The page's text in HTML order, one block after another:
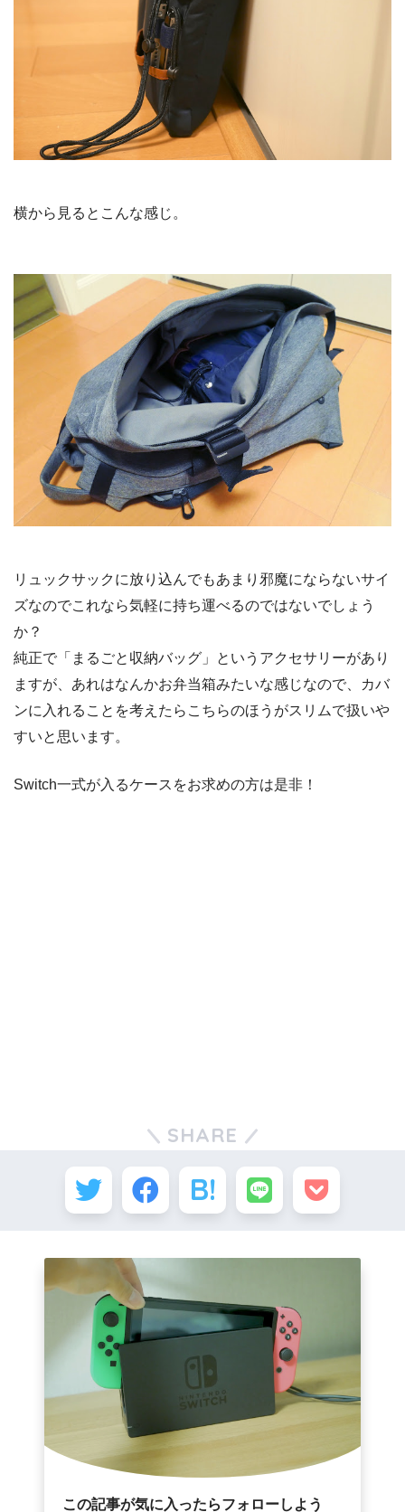
横から見るとこんな感じ。
リュックサックに放り込んでもあまり邪魔にならないサイ
ズなのでこれなら気軽に持ち運べるのではないでしょう
か？
純正で「まるごと収納バッグ」というアクセサリーがあり
ますが、あれはなんかお弁当箱みたいな感じなので、カバ
ンに入れることを考えたらこちらのほうがスリムで扱いや
すいと思います。
Switch一式が入るケースをお求めの方は是非！
SHARE
この記事が気に入ったらフォローしよう